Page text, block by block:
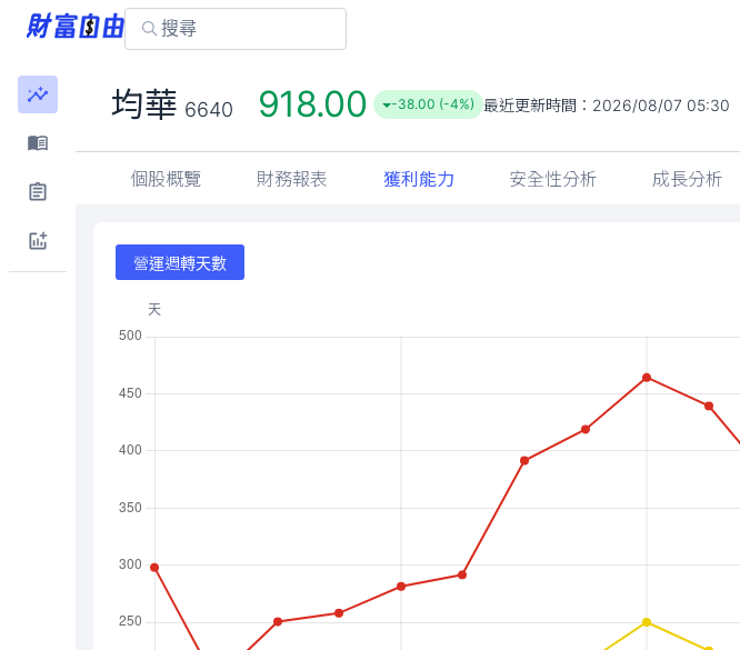
均華 6640 918.00 -38.00 (-4%) 最近更新時間： 2026/08/07 05:30
個股概覽 財務報表 獲利能力 安全性分析 成長分析
營運週轉天數